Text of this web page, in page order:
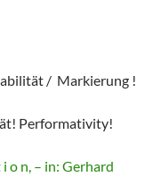
/ Markierung !
Performativity!
i o n, – in: Gerhard